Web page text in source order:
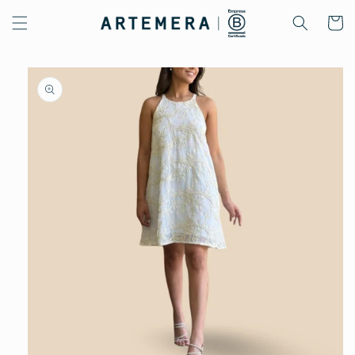
directamente
al contenido
Carrito
directamente
información